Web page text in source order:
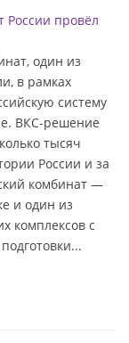
России провёл
один из
в рамках
систему
ВКС-решение
тысяч
России и за
комбинат —
и один из
комплексов с